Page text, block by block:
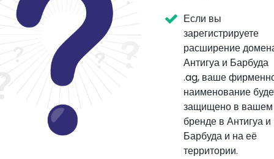
Если вы
зарегистрируете
расширение
Антигуа и Барбуда
.ag, ваше
наименование
защищено в вашем
бренде в Антигуа и
Барбуда и на её
территории.